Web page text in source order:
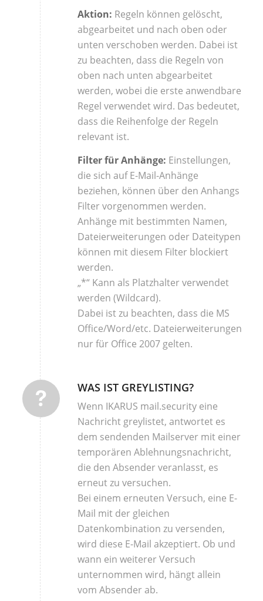
Aktion: Regeln können gelöscht,
abgearbeitet und nach oben oder
unten verschoben werden. Dabei ist
zu beachten, dass die Regeln von
oben nach unten abgearbeitet
werden, wobei die erste anwendbare
Regel verwendet wird. Das bedeutet,
dass die Reihenfolge der Regeln
relevant ist.
Filter für Anhänge: Einstellungen,
die sich auf E-Mail-Anhänge
beziehen, können über den Anhangs
Filter vorgenommen werden.
Anhänge mit bestimmten Namen,
Dateierweiterungen oder Dateitypen
können mit diesem Filter blockiert
werden.
„*“ Kann als Platzhalter verwendet
werden (Wildcard).
Dabei ist zu beachten, dass die MS
Office/Word/etc. Dateierweiterungen
nur für Office 2007 gelten.
WAS IST GREYLISTING?
Wenn IKARUS mail.security eine
Nachricht greylistet, antwortet es
dem sendenden Mailserver mit einer
temporären Ablehnungsnachricht,
die den Absender veranlasst, es
erneut zu versuchen.
Bei einem erneuten Versuch, eine E-
Mail mit der gleichen
Datenkombination zu versenden,
wird diese E-Mail akzeptiert. Ob und
wann ein weiterer Versuch
unternommen wird, hängt allein
vom Absender ab.